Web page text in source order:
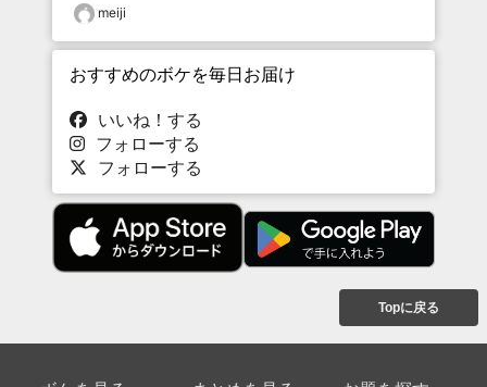
meiji
おすすめのボケを毎日お届け
いいね！する
フォローする
フォローする
Topに戻る